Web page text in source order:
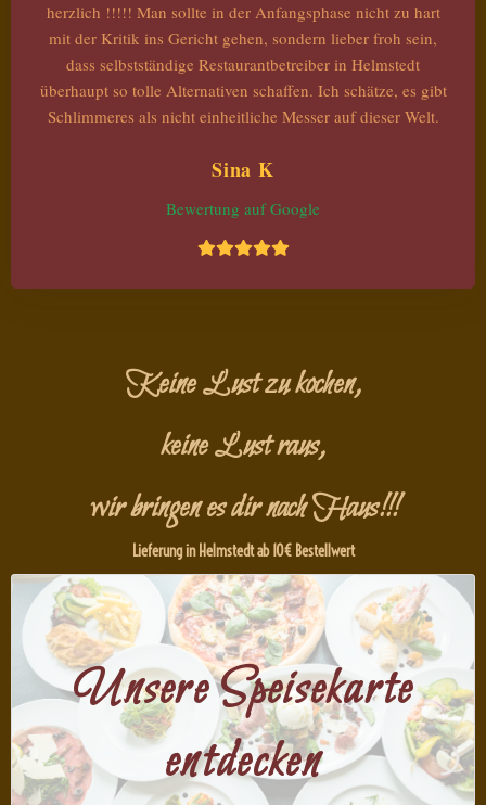
herzlich !!!!! Man sollte in der Anfangsphase nicht zu hart
mit der Kritik ins Gericht gehen, sondern lieber froh sein,
dass selbstständige Restaurantbetreiber in Helmstedt
überhaupt so tolle Alternativen schaffen. Ich schätze, es gibt
Schlimmeres als nicht einheitliche Messer auf dieser Welt.
Sina K
Bewertung auf Google
Keine Lust zu kochen,
keine Lust raus,
wir bringen es dir nach Haus!!!
Lieferung in Helmstedt ab 10€ Bestellwert
Unsere Speisekarte
entdecken
Ciao Ciao
Wir kochen immer frisch und mit viel
Leidenschaft.
Jetzt Speisekarte entdecken